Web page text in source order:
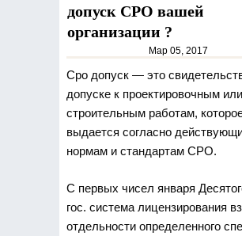
допуск СРО вашей
организации ?
Мар 05, 2017
Сро допуск — это
допуске к проектировочным или
строительным работам,
выдается согласно
нормам и стандартам СРО.
С первых чисел января
гос. система лицензирования
отдельности определенного